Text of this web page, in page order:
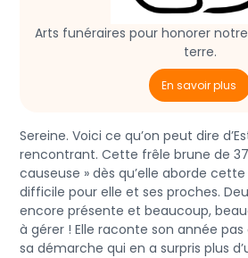
Arts funéraires pour honorer
terre.
En savoir plus
Sereine. Voici ce qu’on peut dire
rencontrant. Cette frêle brune de
causeuse » dès qu’elle aborde
difficile pour elle et ses proches.
encore présente et beaucoup,
à gérer ! Elle raconte son année
sa démarche qui en a surpris plus